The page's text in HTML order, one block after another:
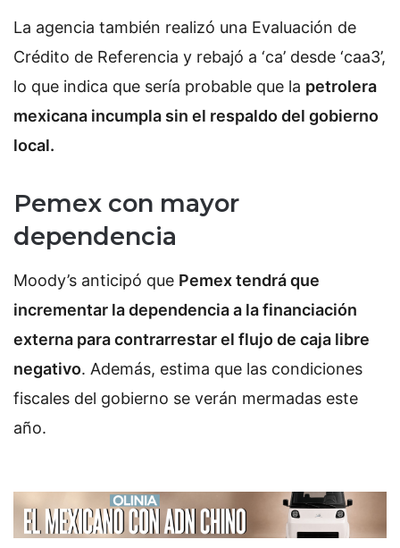
La agencia también realizó una Evaluación de
Crédito de Referencia y rebajó a ‘ca’ desde ‘caa3’,
lo que indica que sería probable que la petrolera
mexicana incumpla sin el respaldo del gobierno
local.
Pemex con mayor
dependencia
Moody’s anticipó que Pemex tendrá que
incrementar la dependencia a la financiación
externa para contrarrestar el flujo de caja libre
negativo. Además, estima que las condiciones
fiscales del gobierno se verán mermadas este
año.